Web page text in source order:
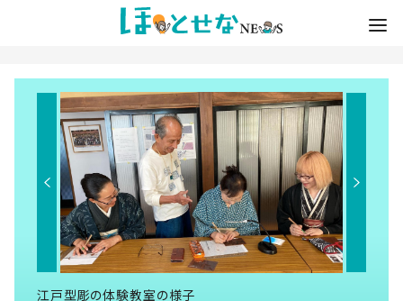
江戸型彫の体験教室の様子